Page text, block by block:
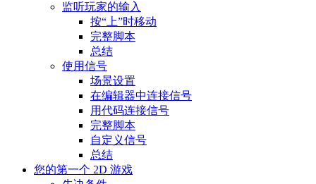
监听玩家的输入
按“上”时移动
完整脚本
总结
使用信号
场景设置
在编辑器中连接信号
用代码连接信号
完整脚本
自定义信号
总结
您的第一个 2D 游戏